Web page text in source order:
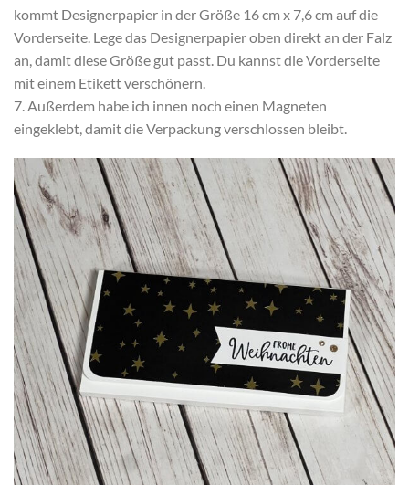
kommt Designerpapier in der Größe 16 cm x 7,6 cm auf die
Vorderseite. Lege das Designerpapier oben direkt an der Falz
an, damit diese Größe gut passt. Du kannst die Vorderseite
mit einem Etikett verschönern.
7. Außerdem habe ich innen noch einen Magneten
eingeklebt, damit die Verpackung verschlossen bleibt.